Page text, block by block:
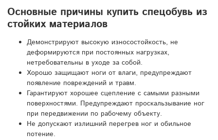
Основные причины купить спецобувь из
стойких материалов
Демонстрируют высокую износостойкость, не
деформируются при постоянных нагрузках,
нетребовательны в уходе за собой.
Хорошо защищают ноги от влаги, предупреждают
появление повреждений и травм.
Гарантируют хорошее сцепление с самыми разными
поверхностями. Предупреждают проскальзывание ног
при передвижении по рабочему объекту.
Не допускают излишний перегрев ног и обильное
потение.